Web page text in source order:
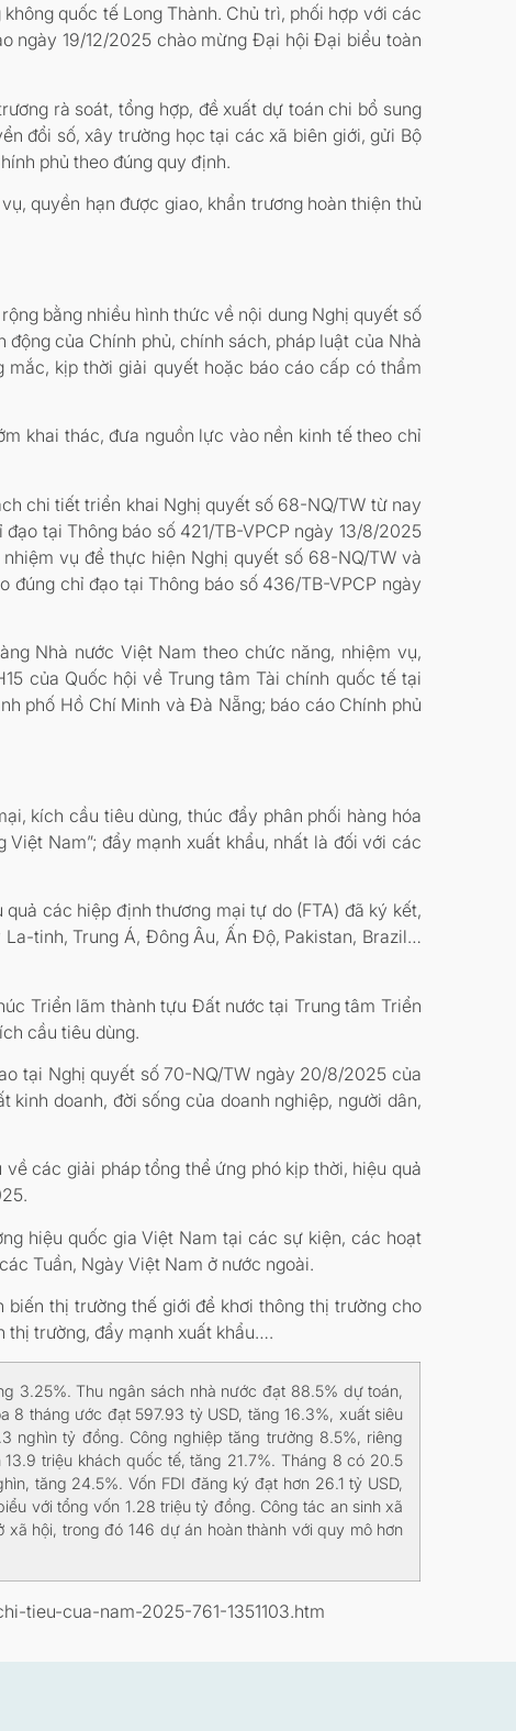
quốc tế Long Thành. Chủ trì, phối hợp với các
ngày 19/12/2025 chào mừng Đại hội Đại biểu toàn
rà soát, tổng hợp, đề xuất dự toán chi bổ sung
đổi số, xây trường học tại các xã biên giới, gửi Bộ
phủ theo đúng quy định.
quyền hạn được giao, khẩn trương hoàn thiện thủ
bằng nhiều hình thức về nội dung Nghị quyết số
của Chính phủ, chính sách, pháp luật của Nhà
kịp thời giải quyết hoặc báo cáo cấp có thẩm
khai thác, đưa nguồn lực vào nền kinh tế theo chỉ
chi tiết triển khai Nghị quyết số 68-NQ/TW từ nay
tại Thông báo số 421/TB-VPCP ngày 13/8/2025
vụ để thực hiện Nghị quyết số 68-NQ/TW và
đúng chỉ đạo tại Thông báo số 436/TB-VPCP ngày
Nhà nước Việt Nam theo chức năng, nhiệm vụ,
của Quốc hội về Trung tâm Tài chính quốc tế tại
phố Hồ Chí Minh và Đà Nẵng; báo cáo Chính phủ
kích cầu tiêu dùng, thúc đẩy phân phối hàng hóa
Nam”; đẩy mạnh xuất khẩu, nhất là đối với các
các hiệp định thương mại tự do (FTA) đã ký kết,
tinh, Trung Á, Đông Âu, Ấn Độ, Pakistan, Brazil…
Triển lãm thành tựu Đất nước tại Trung tâm Triển
cầu tiêu dùng.
tại Nghị quyết số 70-NQ/TW ngày 20/8/2025 của
doanh, đời sống của doanh nghiệp, người dân,
các giải pháp tổng thể ứng phó kịp thời, hiệu quả
hiệu quốc gia Việt Nam tại các sự kiện, các hoạt
Tuần, Ngày Việt Nam ở nước ngoài.
thị trường thế giới để khơi thông thị trường cho
thị trường, đẩy mạnh xuất khẩu….
3.25%. Thu ngân sách nhà nước đạt 88.5% dự toán,
8 tháng ước đạt 597.93 tỷ USD, tăng 16.3%, xuất siêu
nghìn tỷ đồng. Công nghiệp tăng trưởng 8.5%, riêng
triệu khách quốc tế, tăng 21.7%. Tháng 8 có 20.5
tăng 24.5%. Vốn FDI đăng ký đạt hơn 26.1 tỷ USD,
với tổng vốn 1.28 triệu tỷ đồng. Công tác an sinh xã
hội, trong đó 146 dự án hoàn thành với quy mô hơn
tieu-cua-nam-2025-761-1351103.htm